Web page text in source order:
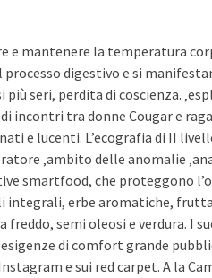
e mantenere la temperatura
digestivo e si
seri, perdita di coscienza.
incontri tra donne Cougar e
e lucenti. L’ecografia di II
‚ambito delle anomalie
smartfood, che proteggono
integrali, erbe aromatiche,
freddo, semi oleosi e verdura. I
di comfort grande
e sui red carpet. A la